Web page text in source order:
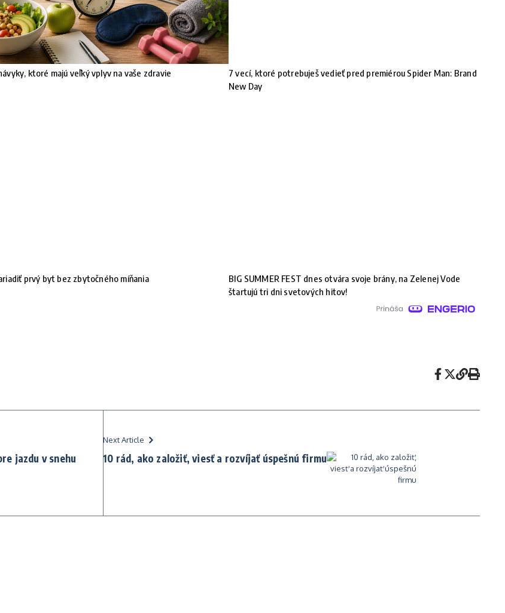
ktoré majú veľký vplyv na vaše zdravie
7 vecí, ktoré potrebuješ vedieť pred premiérou Spider Man: Brand
New Day
prvý byt bez zbytočného míňania
BIG SUMMER FEST dnes otvára svoje brány, na Zelenej Vode
štartujú tri dni svetových hitov!
jazdu v snehu
Next Article
10 rád, ako založiť, viesť a rozvíjať úspešnú firmu